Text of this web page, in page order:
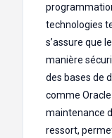
technologies
s’assure que
manière
des bases de
comme
maintenance
ressort,